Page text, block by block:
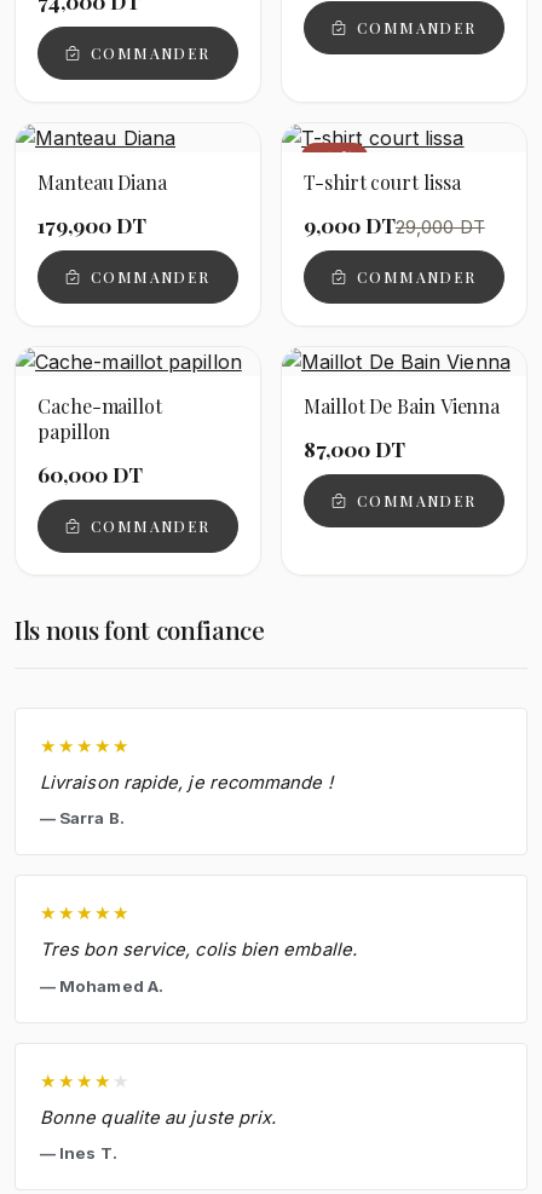
COMMANDER
COMMANDER
Manteau Diana
179,900 DT
COMMANDER
−69%
T-shirt court lissa
9,000 DT29,000 DT
COMMANDER
Cache-maillot
papillon
60,000 DT
COMMANDER
Maillot De Bain Vienna
87,000 DT
COMMANDER
Ils nous font confiance
★ ★ ★ ★ ★
Livraison rapide, je recommande !
Sarra B.
★ ★ ★ ★ ★
Tres bon service, colis bien emballe.
Mohamed A.
★ ★ ★ ★ ★
Bonne qualite au juste prix.
Ines T.